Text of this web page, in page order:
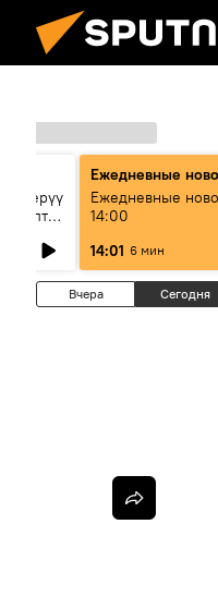
берүү
Ежедневные
Ежедневные
14:00
14:01 6 мин
Вчера Сегодня